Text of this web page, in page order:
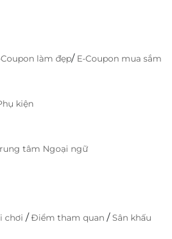
giá độc quyền trên
vực dịch vụ – mang đến hàng
giá
lúc, mọi nơi:
Coupon làm đẹp/ E-Coupon mua sắm
kiện
tâm Ngoại ngữ
chơi /Điểm tham quan /Sân khấu